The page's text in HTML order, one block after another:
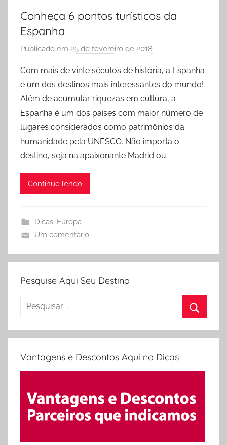
Conheça 6 pontos turísticos da
Espanha
Publicado em 25 de fevereiro de 2018
r
R
o
d
r
i
g
Com mais de vinte séculos de história, a Espanha
é um dos destinos mais interessantes do mundo!
Além de acumular riquezas em cultura, a
Espanha é um dos países com maior número de
lugares considerados como patrimônios da
humanidade pela UNESCO. Não importa o
destino, seja na apaixonante Madrid ou
Continue lendo
Dicas, Europa
Um comentário
Pesquise Aqui Seu Destino
Pesquisar
Vantagens e Descontos Aqui no Dicas